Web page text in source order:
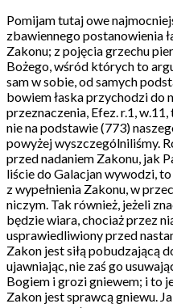
Pomijam tutaj owe
zbawiennego postanowienia
Zakonu; z pojęcia grzechu
Bożego, wśród których to
sam w sobie, od samych
bowiem łaska przychodzi do
przeznaczenia, Efez. r.1,
nie na podstawie (773)
powyżej wyszczególniliśmy.
przed nadaniem Zakonu, jak
liście do Galacjan wywodzi,
z wypełnienia Zakonu, w
niczym. Tak również, jeżeli
będzie wiara, chociaż przez
usprawiedliwiony przed
Zakon jest siłą pobudzającą
ujawniając, nie zaś go
Bogiem i grozi gniewem; i to
Zakon jest sprawcą gniewu.